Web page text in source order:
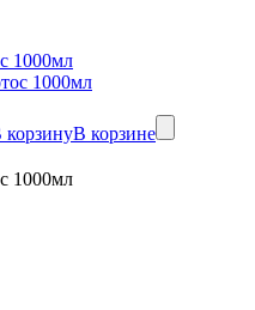
1000мл
корзинуВ корзине
1000мл